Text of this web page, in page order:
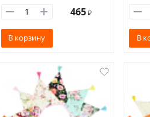
465 ₽
В корзину В